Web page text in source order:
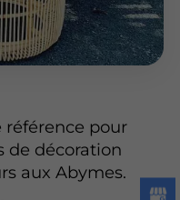
référence pour
de décoration
aux Abymes.